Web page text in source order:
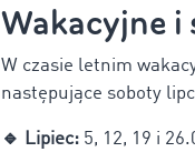
Wakacyjne i
W czasie letnim
następujące soboty
🔹 Lipiec: 5, 12, 19 i